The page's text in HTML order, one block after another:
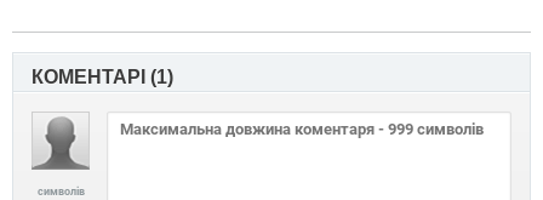
КОМЕНТАРІ (1)
символів